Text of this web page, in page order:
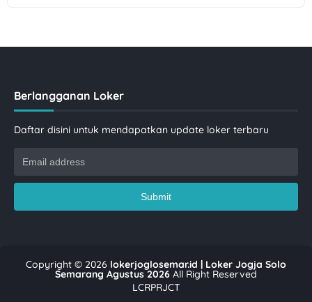
Berlangganan Loker
Daftar disini untuk mendapatkan update loker terbaru
Copyright © 2026 lokerjoglosemar.id | Loker Jogja Solo
Semarang Agustus 2026 All Right Reserved
LCRPRJCT